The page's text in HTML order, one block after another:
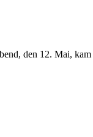
den 12. Mai,